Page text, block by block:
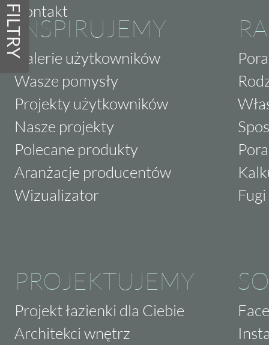
FILTRYKontakt
INSPIRUJEMY
Galerie użytkowników
Wasze pomysły
Projekty użytkowników
Nasze projekty
Polecane produkty
Aranżacje producentów
Wizualizator
PROJEKTUJEMY
Projekt łazienki dla Ciebie
Architekci wnętrz